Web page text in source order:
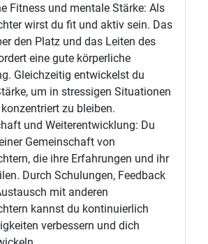
Fitness und mentale Stärke: Als
wirst du fit und aktiv sein. Das
den Platz und das Leiten des
eine gute körperliche
Gleichzeitig entwickelst du
um in stressigen Situationen
zu bleiben.
und Weiterentwicklung: Du
Gemeinschaft von
die ihre Erfahrungen und ihr
Durch Schulungen, Feedback
mit anderen
kannst du kontinuierlich
verbessern und dich